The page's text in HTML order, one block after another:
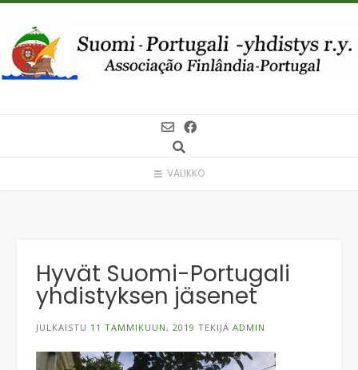
Skip
content
VALIKKO
Hyvät Suomi-Portugali
yhdistyksen jäsenet
JULKAISTU 11 TAMMIKUUN, 2019 TEKIJÄ ADMIN